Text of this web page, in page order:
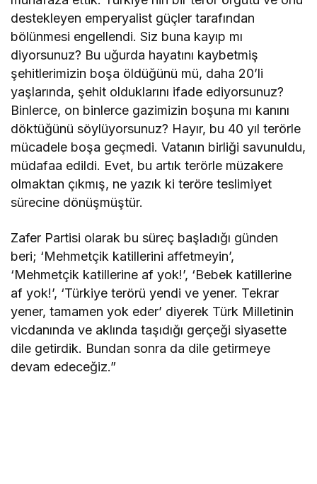
destekleyen emperyalist güçler tarafından
bölünmesi engellendi. Siz buna kayıp mı
diyorsunuz? Bu uğurda hayatını kaybetmiş
şehitlerimizin boşa öldüğünü mü, daha 20’li
yaşlarında, şehit olduklarını ifade ediyorsunuz?
Binlerce, on binlerce gazimizin boşuna mı kanını
döktüğünü söylüyorsunuz? Hayır, bu 40 yıl terörle
mücadele boşa geçmedi. Vatanın birliği savunuldu,
müdafaa edildi. Evet, bu artık terörle müzakere
olmaktan çıkmış, ne yazık ki teröre teslimiyet
sürecine dönüşmüştür.
Zafer Partisi olarak bu süreç başladığı günden
beri; ‘Mehmetçik katillerini affetmeyin’,
‘Mehmetçik katillerine af yok!’, ‘Bebek katillerine
af yok!’, ‘Türkiye terörü yendi ve yener. Tekrar
yener, tamamen yok eder’ diyerek Türk Milletinin
vicdanında ve aklında taşıdığı gerçeği siyasette
dile getirdik. Bundan sonra da dile getirmeye
devam edeceğiz.”